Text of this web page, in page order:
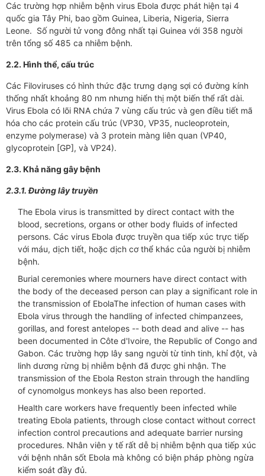
Các trường hợp nhiễm bệnh virus Ebola được phát hiện tại 4
quốc gia Tây Phi, bao gồm Guinea, Liberia, Nigeria, Sierra
Leone. Số người tử vong đông nhất tại Guinea với 358 người
trên tổng số 485 ca nhiễm bệnh.
2.2. Hình thể, cấu trúc
Các Filoviruses có hình thức đặc trưng dạng sợi có đường kính
thống nhất khoảng 80 nm nhưng hiển thị một biến thể rất dài.
Virus Ebola có lõi RNA chứa 7 vùng cấu trúc và gen điều tiết mã
hóa cho các protein cấu trúc (VP30, VP35, nucleoprotein,
enzyme polymerase) và 3 protein màng liên quan (VP40,
glycoprotein [GP], và VP24).
2.3. Khả năng gây bệnh
2.3.1. Đường lây truyền
The Ebola virus is transmitted by direct contact with the
blood, secretions, organs or other body fluids of infected
persons. Các virus Ebola được truyền qua tiếp xúc trực tiếp
với máu, dịch tiết, hoặc dịch cơ thể khác của người bị nhiễm
bệnh.
Burial ceremonies where mourners have direct contact with
the body of the deceased person can play a significant role in
the transmission of EbolaThe infection of human cases with
Ebola virus through the handling of infected chimpanzees,
gorillas, and forest antelopes -- both dead and alive -- has
been documented in Côte d'Ivoire, the Republic of Congo and
Gabon. Các trường hợp lây sang người từ tinh tinh, khỉ đột, và
linh dương rừng bị nhiễm bệnh đã được ghi nhận. The
transmission of the Ebola Reston strain through the handling
of cynomolgus monkeys has also been reported.
Health care workers have frequently been infected while
treating Ebola patients, through close contact without correct
infection control precautions and adequate barrier nursing
procedures. Nhân viên y tế rất dễ bị nhiễm bệnh qua tiếp xúc
với bệnh nhân sốt Ebola mà không có biện pháp phòng ngừa
kiểm soát đầy đủ.